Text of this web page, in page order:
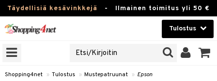
Täydellisiä kesävinkkejä - Ilmainen toimitus yli 50 €
Tulostus
Kauneudenhoito
Piilolinssit
Shopping4net » Tulostus » Mustepatruunat » Epson